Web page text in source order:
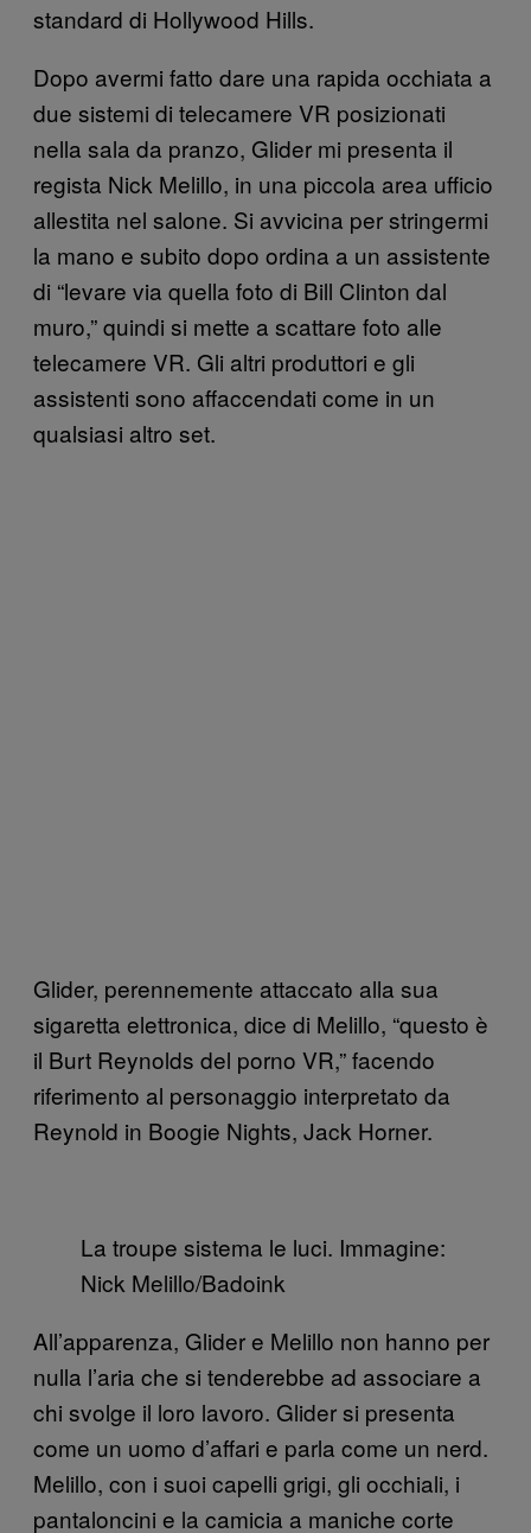
standard di Hollywood Hills.
Dopo avermi fatto dare una rapida occhiata a
due sistemi di telecamere VR posizionati
nella sala da pranzo, Glider mi presenta il
regista Nick Melillo, in una piccola area ufficio
allestita nel salone. Si avvicina per stringermi
la mano e subito dopo ordina a un assistente
di “levare via quella foto di Bill Clinton dal
muro,” quindi si mette a scattare foto alle
telecamere VR. Gli altri produttori e gli
assistenti sono affaccendati come in un
qualsiasi altro set.
Glider, perennemente attaccato alla sua
sigaretta elettronica, dice di Melillo, “questo è
il Burt Reynolds del porno VR,” facendo
riferimento al personaggio interpretato da
Reynold in Boogie Nights, Jack Horner.
La troupe sistema le luci. Immagine:
Nick Melillo/Badoink
All’apparenza, Glider e Melillo non hanno per
nulla l’aria che si tenderebbe ad associare a
chi svolge il loro lavoro. Glider si presenta
come un uomo d’affari e parla come un nerd.
Melillo, con i suoi capelli grigi, gli occhiali, i
pantaloncini e la camicia a maniche corte